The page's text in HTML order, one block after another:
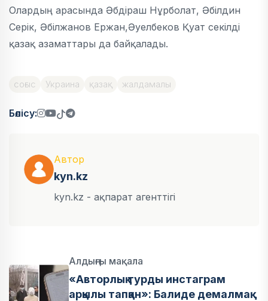
Олардың арасында Әбдіраш Нұрболат, Әбілдин
Серік, Әбілжанов Ержан,Әуелбеков Қуат секілді
қазақ азаматтары да байқалады.
соғыс Украина қазақ жалдамалы
Бөлісу:
Автор
kyn.kz
kyn.kz - ақпарат агенттігі
Алдыңғы мақала
«Авторлық турды инстаграм
арқылы тапқан»: Балиде демалмақ